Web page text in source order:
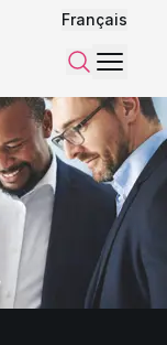
Français
Menu